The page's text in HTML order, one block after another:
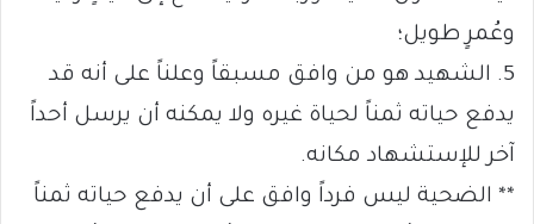
وعُمرٍ طويل؛
5. الشهيد هو من وافق مسبقاً وعلناً على أنه قد
يدفع حياته ثمناً لحياة غيره ولا يمكنه أن يرسل أحداً
آخر للإستشهاد مكانه.
** الضحية ليس فرداً وافق على أن يدفع حياته ثمناً